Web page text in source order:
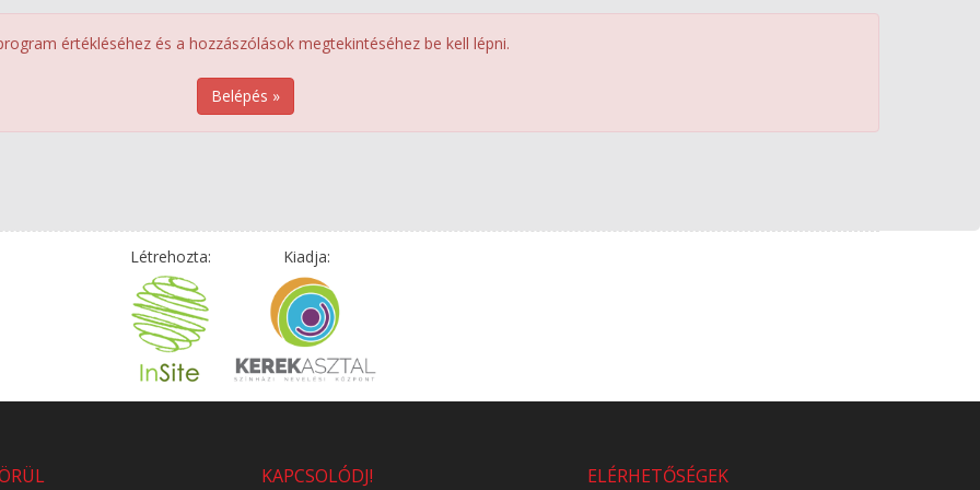
értékléséhez és a hozzászólások megtekintéséhez be kell lépni.
Belépés »
Létrehozta: Kiadja:
KAPCSOLÓDJ! ELÉRHETŐSÉGEK